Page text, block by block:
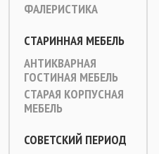
ФАЛЕРИСТИКА
СТАРИННАЯ МЕБЕЛЬ
АНТИКВАРНАЯ
ГОСТИНАЯ МЕБЕЛЬ
СТАРАЯ КОРПУСНАЯ
МЕБЕЛЬ
СОВЕТСКИЙ ПЕРИОД